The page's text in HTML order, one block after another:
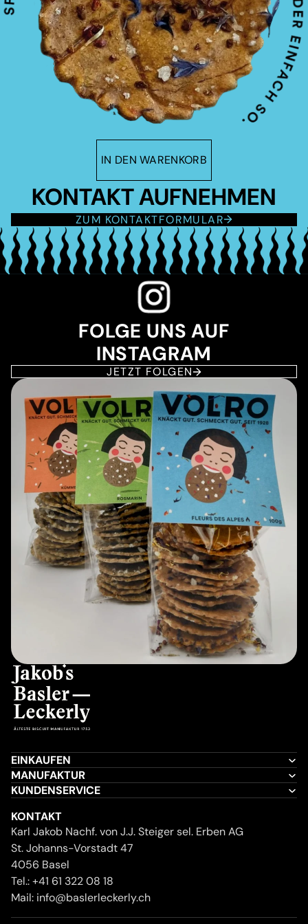
IN DEN WARENKORB
KONTAKT AUFNEHMEN
ZUM KONTAKTFORMULAR
FOLGE UNS AUF
INSTAGRAM
JETZT FOLGEN
EINKAUFEN
MANUFAKTUR
KUNDENSERVICE
KONTAKT
Karl Jakob Nachf. von J.J. Steiger sel. Erben AG
St. Johanns-Vorstadt 47
4056 Basel
Tel.:+41 61 322 08 18
Mail: info@baslerleckerly.ch